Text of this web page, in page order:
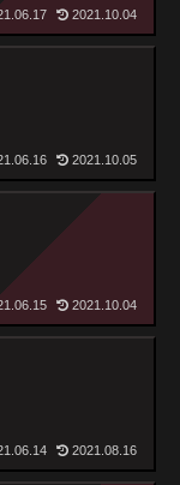
2021.10.04
2021.10.05
2021.10.04
2021.08.16